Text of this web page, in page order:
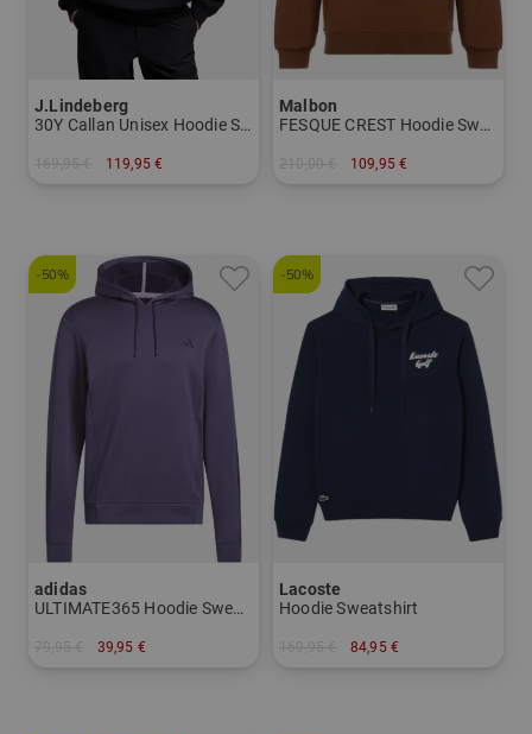
J.Lindeberg
30Y Callan Unisex Hoodie Sweatshirt
119,95 €
Malbon
FESQUE CREST Hoodie Sweatshirt
109,95 €
-50%
adidas
ULTIMATE365 Hoodie Sweatshirt
39,95 €
-50%
Lacoste
Hoodie Sweatshirt
84,95 €